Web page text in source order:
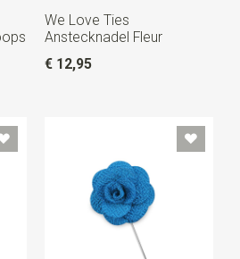
We Love Ties
Anstecknadel Fleur
€ 12,95